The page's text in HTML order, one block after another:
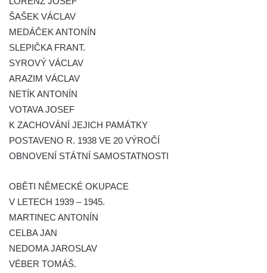
Pomník obětem 1. světové války v Dolním
Předoníně
Pomník obětem 2. světové války v Plavu
Pamětní deska obětem 1. světové války v
Plavu
Kenotaf Pepiho Meisela na hřbitově v
Dolním Podluží
Kenotaf Antona Klause na hřbitově v
Dolním Podluží
Kenotaf Heinricha Klause na hřbitově v
Dolním Podluží
Kenotaf Josefa Stolle na hřbitově v Dolním
ŠAŠEK VÁCLAV
MEDÁČEK ANTONÍN
SLEPIČKA FRANT.
SYROVÝ VÁCLAV
ARAZIM VÁCLAV
NETÍK ANTONÍN
VOTAVA JOSEF
K ZACHOVÁNÍ JEJICH PAMÁTKY
POSTAVENO R. 1938 VE 20 VÝROČÍ
OBNOVENÍ STÁTNÍ SAMOSTATNOSTI
OBĚTI NĚMECKÉ OKUPACE
V LETECH 1939 – 1945.
MARTINEC ANTONÍN
CELBA JAN
NEDOMA JAROSLAV
VÉBER TOMÁŠ.